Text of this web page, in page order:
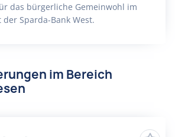
das bürgerliche Gemeinwohl im
der Sparda-Bank West.
im Bereich